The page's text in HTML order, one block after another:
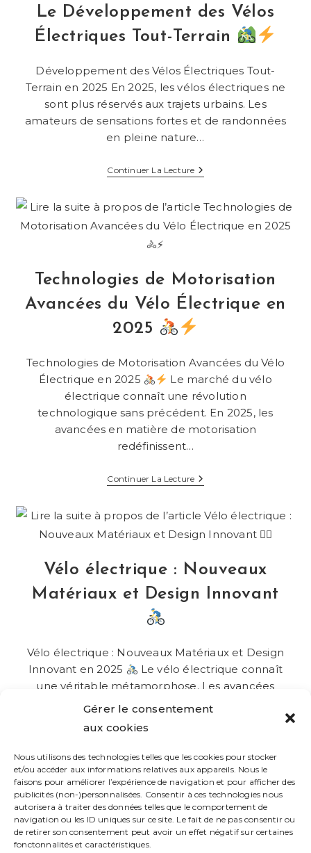
Gérer le consentement
aux cookies
Nous utilisons des technologies telles que les cookies pour stocker
et/ou accéder aux informations relatives aux appareils. Nous le
faisons pour améliorer l’expérience de navigation et pour afficher des
publicités (non-)personnalisées. Consentir à ces technologies nous
autorisera à traiter des données telles que le comportement de
navigation ou les ID uniques sur ce site. Le fait de ne pas consentir ou
de retirer son consentement peut avoir un effet négatif sur certaines
fonctonnalités et caractéristiques.
Et
Assistée
Le Développement des Vélos
Électriques Tout-Terrain
Développement des Vélos Électriques Tout-
Terrain en 2025 En 2025, les vélos électriques ne
sont plus réservés aux trajets urbains. Les
amateurs de sensations fortes et de randonnées
en pleine nature…
Continuer La LectureLe
Développement
Vélos
Électriques
Tout-
Technologies de Motorisation
Avancées du Vélo Électrique en
2025
Technologies de Motorisation Avancées du Vélo
Électrique en 2025
Le marché du vélo
électrique connaît une révolution
technologique sans précédent. En 2025, les
avancées en matière de motorisation
redéfinissent…
Continuer La LectureTechnologies
De
Avancées
Du
Vélo
2025
Vélo électrique : Nouveaux
Matériaux et Design Innovant
Vélo électrique : Nouveaux Matériaux et Design
Innovant en 2025
Le vélo électrique connaît
une véritable métamorphose. Les avancées
technologiques permettent d'améliorer non
Continuer La Lecture
Vélo
Électrique
:
Nouveaux
Matériaux
Et
Design
Innovant
Go to the previous page
1 … 3 4 5
6
7
8 9 Aller à